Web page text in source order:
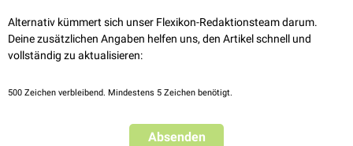
Alternativ kümmert sich unser Flexikon-Redaktionsteam darum.
Deine zusätzlichen Angaben helfen uns, den Artikel schnell und
vollständig zu aktualisieren:
500 Zeichen verbleibend. Mindestens 5 Zeichen benötigt.
Absenden